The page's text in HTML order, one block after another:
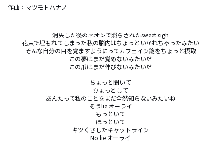
作曲： マツモトハナノ
消失した後のネオンで照らされたsweet sigh
花束で埋もれてしまった私の脳内はちょっといかれちゃったみたい
そんな自分の目を覚ますようにってカフェイン錠をちょっと摂取
この夢はまだ覚めないみたいだ
この爪はまだ伸びないみたいだ
ちょっと聞いて
ひょっとして
あんたって私のことをまだ全然知らないみたいね
そうlie オーライ
もっといて
ほっといて
キツくさしたキャットライン
No lie オーライ